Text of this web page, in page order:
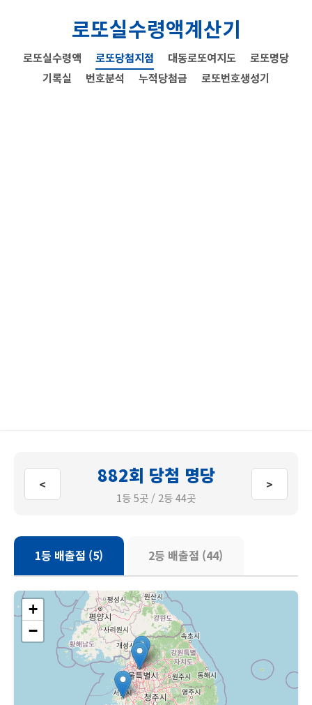
로또실수령액계산기
로또실수령액 로또당첨지점 대동로또여지도
로또명당
기록실
번호분석 누적당첨금 로또번호생성기
< 882회 당첨 명당
1등 5곳 / 2등 44곳
>
1등 배출점 (5) 2등 배출점 (44)
+
−